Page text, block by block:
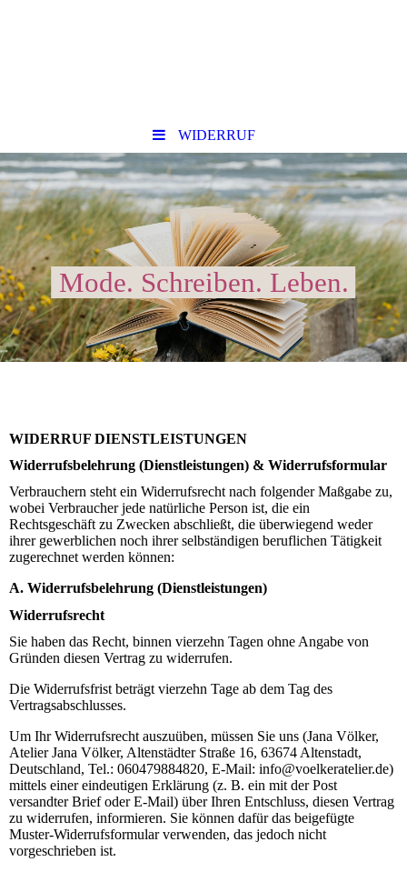
WIDERRUF
Mode. Schreiben. Leben.
WIDERRUF DIENSTLEISTUNGEN
Widerrufsbelehrung (Dienstleistungen) & Widerrufsformular
Verbrauchern steht ein Widerrufsrecht nach folgender Maßgabe zu,
wobei Verbraucher jede natürliche Person ist, die ein
Rechtsgeschäft zu Zwecken abschließt, die überwiegend weder
ihrer gewerblichen noch ihrer selbständigen beruflichen Tätigkeit
zugerechnet werden können:
A. Widerrufsbelehrung (Dienstleistungen)
Widerrufsrecht
Sie haben das Recht, binnen vierzehn Tagen ohne Angabe von
Gründen diesen Vertrag zu widerrufen.
Die Widerrufsfrist beträgt vierzehn Tage ab dem Tag des
Vertragsabschlusses.
Um Ihr Widerrufsrecht auszuüben, müssen Sie uns (Jana Völker,
Atelier Jana Völker, Altenstädter Straße 16, 63674 Altenstadt,
Deutschland, Tel.: 060479884820, E-Mail: info@voelkeratelier.de)
mittels einer eindeutigen Erklärung (z. B. ein mit der Post
versandter Brief oder E-Mail) über Ihren Entschluss, diesen Vertrag
zu widerrufen, informieren. Sie können dafür das beigefügte
Muster-Widerrufsformular verwenden, das jedoch nicht
vorgeschrieben ist.